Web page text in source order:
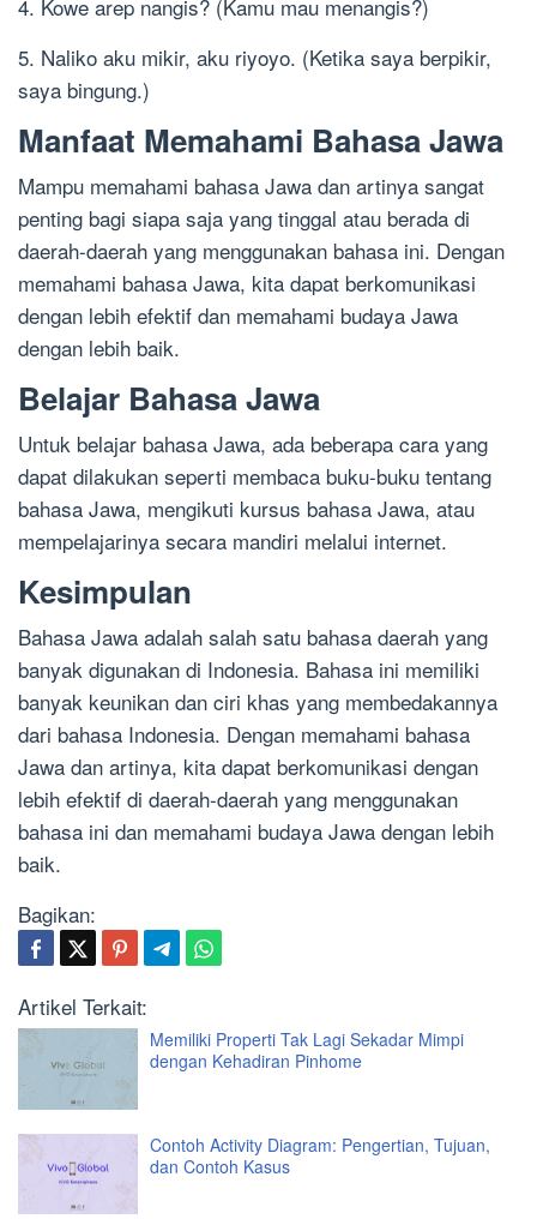
4. Kowe arep nangis? (Kamu mau menangis?)
5. Naliko aku mikir, aku riyoyo. (Ketika saya berpikir,
saya bingung.)
Manfaat Memahami Bahasa Jawa
Mampu memahami bahasa Jawa dan artinya sangat
penting bagi siapa saja yang tinggal atau berada di
daerah-daerah yang menggunakan bahasa ini. Dengan
memahami bahasa Jawa, kita dapat berkomunikasi
dengan lebih efektif dan memahami budaya Jawa
dengan lebih baik.
Belajar Bahasa Jawa
Untuk belajar bahasa Jawa, ada beberapa cara yang
dapat dilakukan seperti membaca buku-buku tentang
bahasa Jawa, mengikuti kursus bahasa Jawa, atau
mempelajarinya secara mandiri melalui internet.
Kesimpulan
Bahasa Jawa adalah salah satu bahasa daerah yang
banyak digunakan di Indonesia. Bahasa ini memiliki
banyak keunikan dan ciri khas yang membedakannya
dari bahasa Indonesia. Dengan memahami bahasa
Jawa dan artinya, kita dapat berkomunikasi dengan
lebih efektif di daerah-daerah yang menggunakan
bahasa ini dan memahami budaya Jawa dengan lebih
baik.
Bagikan:
Artikel Terkait:
Memiliki Properti Tak Lagi Sekadar Mimpi
dengan Kehadiran Pinhome
Contoh Activity Diagram: Pengertian, Tujuan,
dan Contoh Kasus